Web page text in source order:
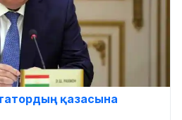
қазасына